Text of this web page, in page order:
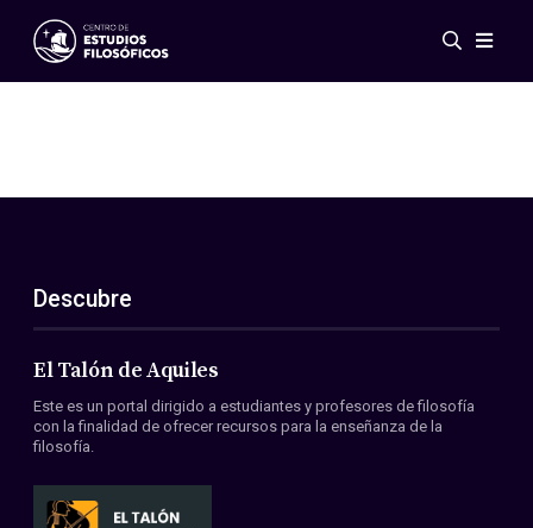
Eventos
ES
EN
Acerca de nosotros
Miembros
Convenios
Descubre
El Talón de Aquiles
Este es un portal dirigido a estudiantes y profesores de filosofía
con la finalidad de ofrecer recursos para la enseñanza de la
filosofía.